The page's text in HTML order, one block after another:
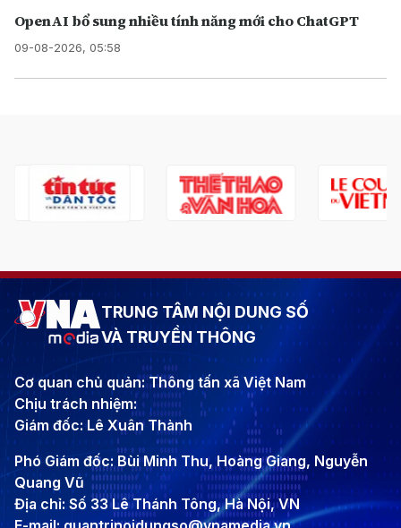
OpenAI bổ sung nhiều tính năng mới cho ChatGPT
09-08-2026, 05:58
TRUNG TÂM NỘI DUNG SỐ
VÀ TRUYỀN THÔNG
Cơ quan chủ quản: Thông tấn xã Việt Nam
Chịu trách nhiệm:
Giám đốc: Lê Xuân Thành
Phó Giám đốc: Bùi Minh Thu, Hoàng Giang, Nguyễn
Quang Vũ
Địa chỉ: Số 33 Lê Thánh Tông, Hà Nội, VN